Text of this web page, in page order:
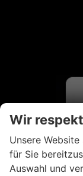
Wir
Unsere
für Sie
Auswahl und